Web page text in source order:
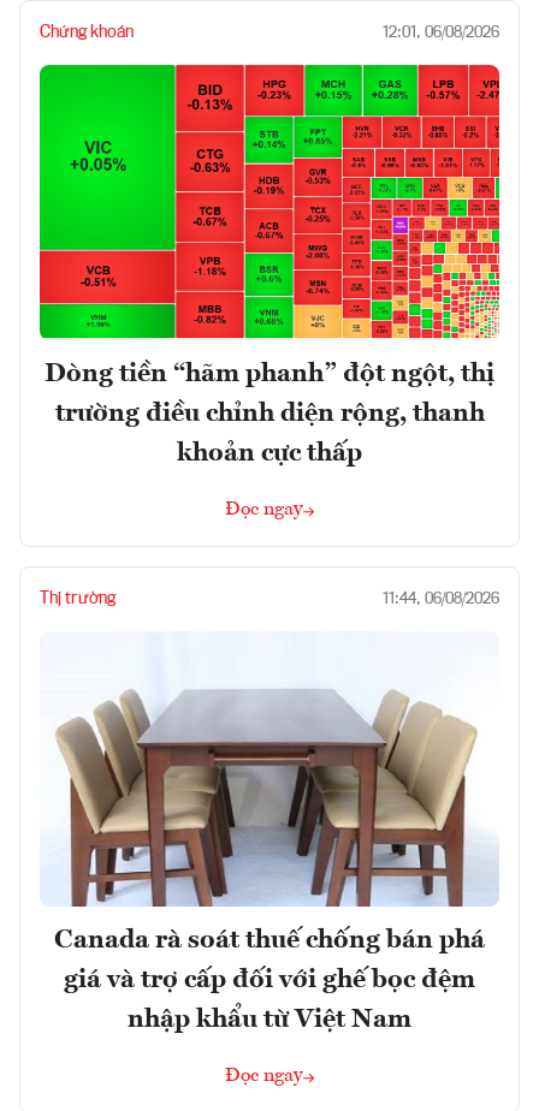
Chứng khoán 12:01, 06/08/2026
Dòng tiền “hãm phanh” đột ngột, thị
trường điều chỉnh diện rộng, thanh
khoản cực thấp
Đọc ngay
Thị trường 11:44, 06/08/2026
Canada rà soát thuế chống bán phá
giá và trợ cấp đối với ghế bọc đệm
nhập khẩu từ Việt Nam
Đọc ngay